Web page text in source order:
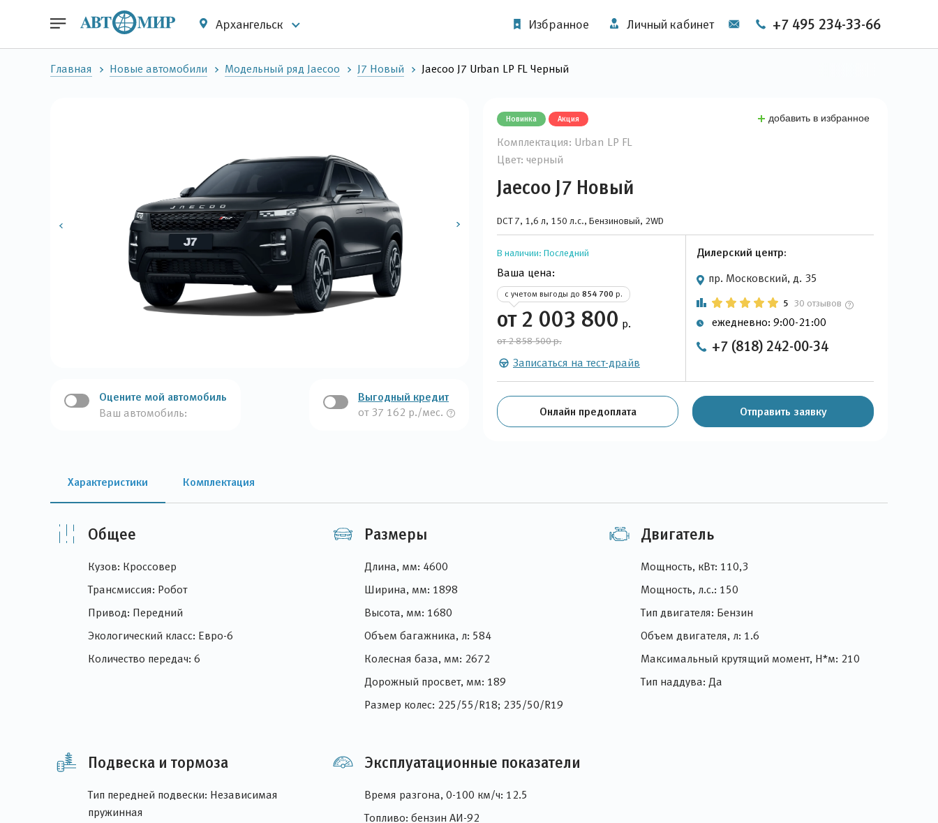
Архангельск Избранное Личный кабинет +7 495 234-33-66
Главная Новые автомобили Модельный ряд Jaecoo J7 Новый Jaecoo J7 Urban LP FL Черный
Оцените мой автомобиль
Ваш автомобиль:
Выгодный кредит
от 37 162 р./мес.
Новинка Акция добавить в избранное
Комплектация: Urban LP FL
Цвет: черный
Jaecoo J7 Новый
DCT 7, 1,6 л, 150 л.с., Бензиновый, 2WD
В наличии: Последний
Ваша цена:
с учетом выгоды до 854 700 р.
от 2 003 800 р.
от 2 858 500 р.
Записаться на тест-драйв
Дилерский центр:
пр. Московский, д. 35
5 30 отзывов
ежедневно: 9:00-21:00
+7 (818) 242-00-34
Онлайн предоплата Отправить заявку
Характеристики Комплектация
Общее
Кузов: Кроссовер
Трансмиссия: Робот
Привод: Передний
Экологический класс: Евро-6
Количество передач: 6
Размеры
Длина, мм: 4600
Ширина, мм: 1898
Высота, мм: 1680
Объем багажника, л: 584
Колесная база, мм: 2672
Дорожный просвет, мм: 189
Размер колес: 225/55/R18; 235/50/R19
Двигатель
Мощность, кВт: 110,3
Мощность, л.с.: 150
Тип двигателя: Бензин
Объем двигателя, л: 1.6
Максимальный крутящий момент, Н*м: 210
Тип наддува: Да
Подвеска и тормоза
Тип передней подвески: Независимая
пружинная
Эксплуатационные показатели
Время разгона, 0-100 км/ч: 12.5
Топливо: бензин АИ-92